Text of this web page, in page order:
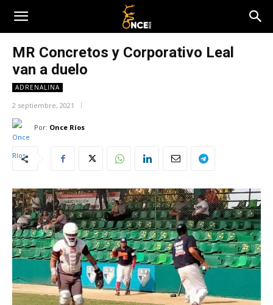
MR Concretos y Corporativo Leal
van a duelo
ADRENALINA
2 septiembre, 2021
Por: Once Ríos